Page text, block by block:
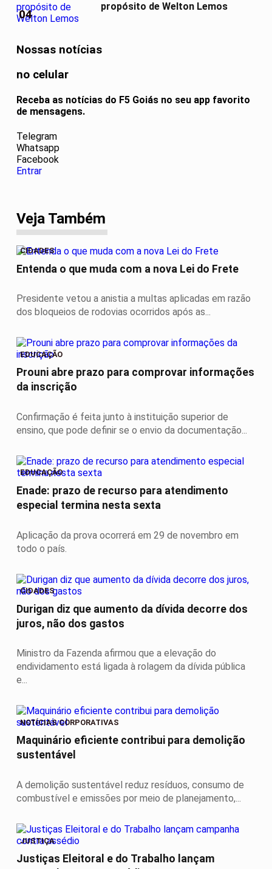
04
propósito de Welton Lemos
Nossas notícias
no celular
Receba as notícias do F5 Goiás no seu app favorito
de mensagens.
Telegram
Whatsapp
Facebook
Entrar
Veja Também
CIDADES
Entenda o que muda com a nova Lei do Frete
Presidente vetou a anistia a multas aplicadas em razão
dos bloqueios de rodovias ocorridos após as...
EDUCAÇÃO
Prouni abre prazo para comprovar informações
da inscrição
Confirmação é feita junto à instituição superior de
ensino, que pode definir se o envio da documentação...
EDUCAÇÃO
Enade: prazo de recurso para atendimento
especial termina nesta sexta
Aplicação da prova ocorrerá em 29 de novembro em
todo o país.
CIDADES
Durigan diz que aumento da dívida decorre dos
juros, não dos gastos
Ministro da Fazenda afirmou que a elevação do
endividamento está ligada à rolagem da dívida pública
e...
NOTÍCIAS CORPORATIVAS
Maquinário eficiente contribui para demolição
sustentável
A demolição sustentável reduz resíduos, consumo de
combustível e emissões por meio de planejamento,...
JUSTIÇA
Justiças Eleitoral e do Trabalho lançam